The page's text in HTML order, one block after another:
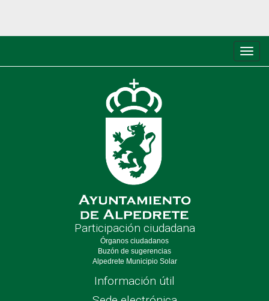
de
Participación ciudadana
Órganos ciudadanos
Buzón de sugerencias
Alpedrete Municipio Solar
Información útil